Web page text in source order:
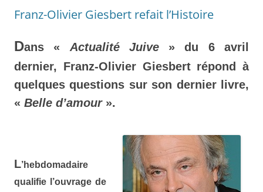
Franz-Olivier Giesbert refait l’Histoire
Dans « Actualité Juive» du 6 avril
dernier, Franz-Olivier Giesbert répond à
quelques questions sur son dernier livre,
« Belle d’amour ».
L’hebdomadaire
qualifie l’ouvrage de